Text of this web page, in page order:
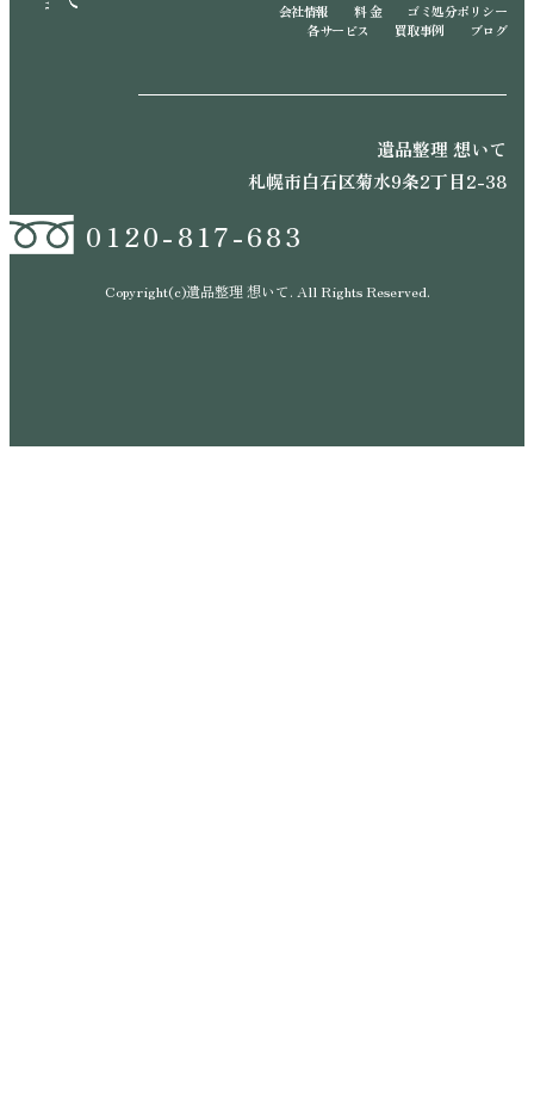
会社情報 料 金
ゴミ処分ポリシー
各サービス
買取事例 ブログ
遺品整理 想いて
札幌市白石区菊水9条2丁目2-38
0120-817-683
Copyright(c)遺品整理 想いて. All Rights Reserved.